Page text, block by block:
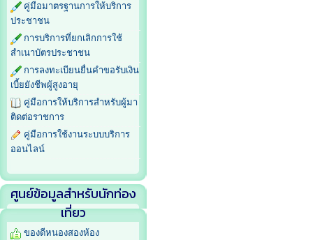
คู่มือมาตรฐานการให้บริการ
ประชาชน
การบริการที่ยกเลิกการใช้
สำเนาบัตรประชาชน
การลงทะเบียนยื่นคำขอรับเงิน
เบี้ยยังชีพผู้สูงอายุ
คู่มือการให้บริการสำหรับผู้มา
ติดต่อราชการ
คู่มือการใช้งานระบบบริการ
ออนไลน์
ศูนย์ข้อมูลสำหรับนักท่อง
เที่ยว
ของดีหนองสองห้อง